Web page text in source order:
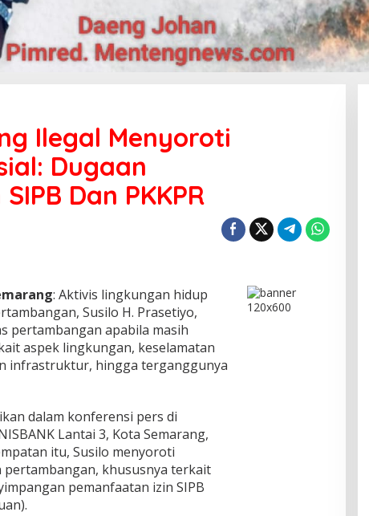
Ilegal Menyoroti
Dugaan
Dan PKKPR
: Aktivis lingkungan hidup
Susilo H. Prasetiyo,
pertambangan apabila masih
aspek lingkungan, keselamatan
infrastruktur, hingga terganggunya
dalam konferensi pers di
Lantai 3, Kota Semarang,
itu, Susilo menyoroti
khususnya terkait
pemanfaatan izin SIPB